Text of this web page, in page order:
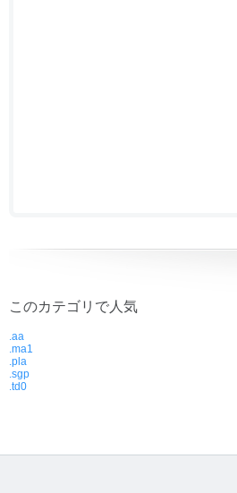
このカテゴリで人気
.aa
.ma1
.pla
.sgp
.td0